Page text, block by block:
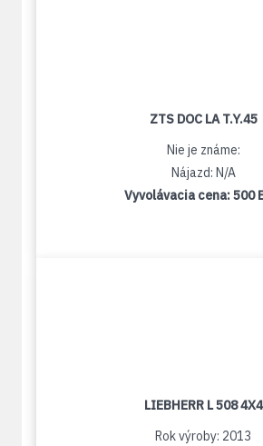
ZTS DOC LA T.Y.45
Nie je známe:
Nájazd: N/A
Vyvolávacia cena:500
LIEBHERR L 508 4X4
Rok výroby: 2013